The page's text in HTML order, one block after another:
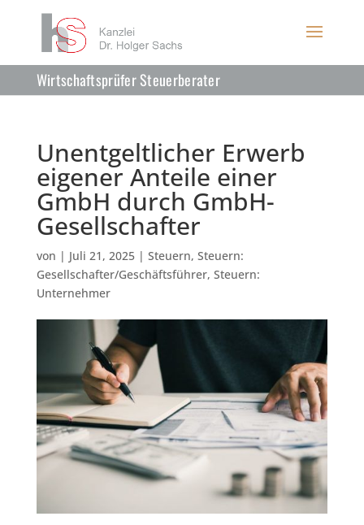
Wirtschaftsprüfer Steuerberater
Unentgeltlicher Erwerb
eigener Anteile einer
GmbH durch GmbH-
Gesellschafter
von | Juli 21, 2025| Steuern, Steuern:
Gesellschafter/Geschäftsführer, Steuern:
Unternehmer